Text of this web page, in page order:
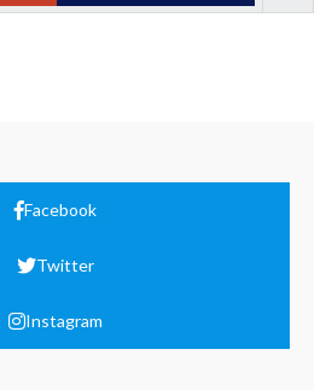
Facebook
Twitter
Instagram